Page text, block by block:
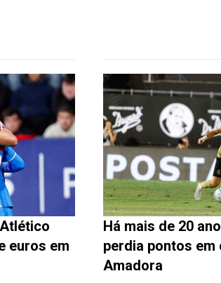
euros em
Há mais de 20
perdia pontos em
Amadora